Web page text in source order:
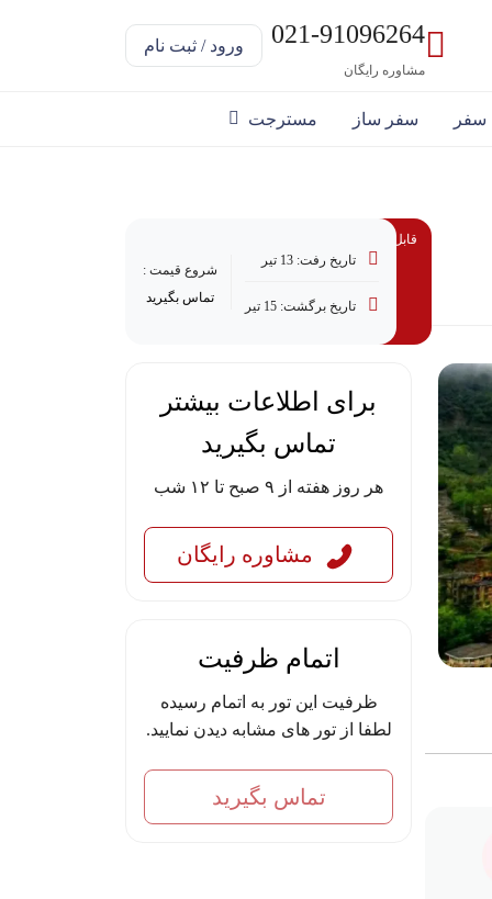
021-91096264
مشاوره رایگان
ورود / ثبت نام
سفر سفر ساز مسترجت
قابل پرداخت با وام
تاریخ رفت: 13 تیر
تاریخ برگشت: 15 تیر
شروع قیمت :
تماس بگیرید
برای اطلاعات بیشتر
تماس بگیرید
هر روز هفته از ۹ صبح تا ۱۲ شب
مشاوره رایگان
اتمام ظرفیت
ظرفیت این تور به اتمام رسیده
لطفا از تور های مشابه دیدن نمایید.
تماس بگیرید